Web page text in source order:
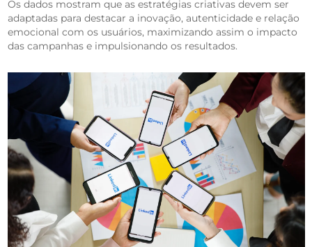
Os dados mostram que as estratégias criativas devem ser
adaptadas para destacar a inovação, autenticidade e relação
emocional com os usuários, maximizando assim o impacto
das campanhas e impulsionando os resultados.